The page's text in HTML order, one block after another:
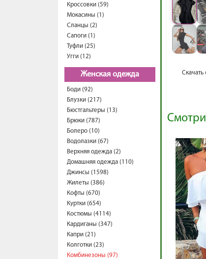
Кроссовки (59)
Мокасины (1)
Сланцы (2)
Сапоги (1)
Туфли (25)
Угги (12)
Женская одежда
Боди (92)
Блузки (217)
Бюстгальтеры (13)
Брюки (787)
Болеро (10)
Водолазки (67)
Верхняя одежда (2)
Домашняя одежда (110)
Джинсы (1598)
Жилеты (386)
Кофты (670)
Куртки (654)
Костюмы (4114)
Кардиганы (347)
Капри (21)
Колготки (23)
Комбинезоны (97)
Скачать